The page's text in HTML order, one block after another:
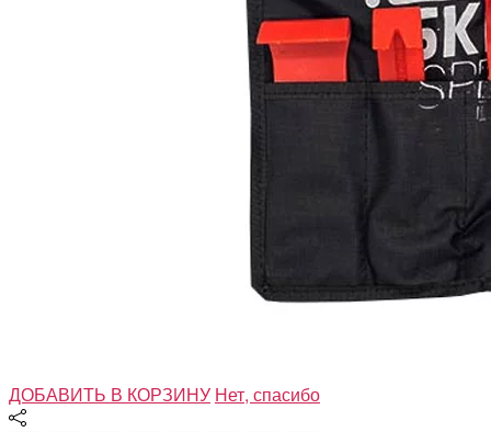
ДОБАВИТЬ В КОРЗИНУ Нет, спасибо